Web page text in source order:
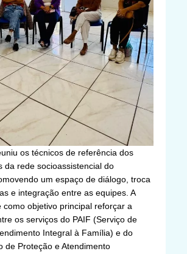
os técnicos de referência dos
da rede socioassistencial do
um espaço de diálogo, troca
e integração entre as equipes. A
como objetivo principal reforçar a
os serviços do PAIF (Serviço de
Integral à Família) e do
de Proteção e Atendimento